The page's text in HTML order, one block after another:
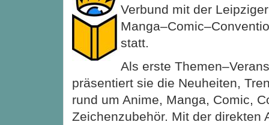
Verbund mit der
statt.
Als erste
präsentiert sie die Neuheiten,
rund um Anime, Manga, Comic,
Zeichenzubehör. Mit der direkten